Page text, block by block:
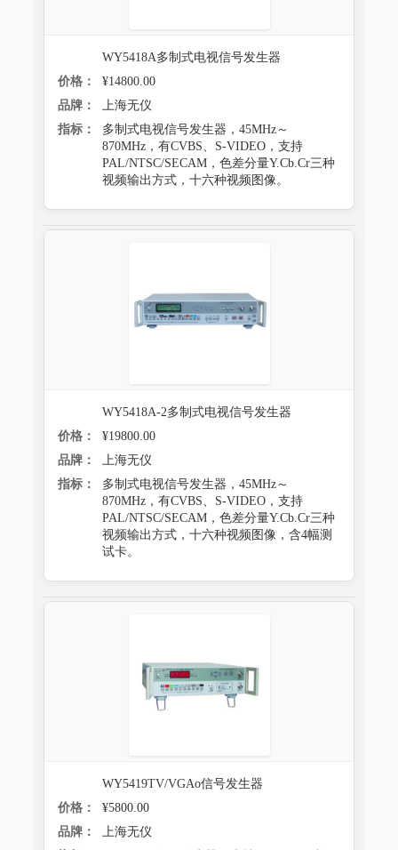
WY5418A多制式电视信号发生器
价格：
¥14800.00
品牌：
上海无仪
指标：
多制式电视信号发生器，45MHz～
870MHz，有CVBS、S-VIDEO，支持
PAL/NTSC/SECAM，色差分量Y.Cb.Cr三种
视频输出方式，十六种视频图像。
WY5418A-2多制式电视信号发生器
价格：
¥19800.00
品牌：
上海无仪
指标：
多制式电视信号发生器，45MHz～
870MHz，有CVBS、S-VIDEO，支持
PAL/NTSC/SECAM，色差分量Y.Cb.Cr三种
视频输出方式，十六种视频图像，含4幅测
试卡。
WY5419TV/VGAo信号发生器
价格：
¥5800.00
品牌：
上海无仪